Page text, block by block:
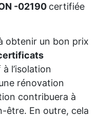
-02190 certifiée
obtenir un bon prix
l’isolation
rénovation
contribuera à
En outre, cela